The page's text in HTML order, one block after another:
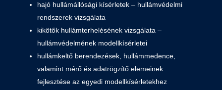
hajó hullámállósági kísérletek – hullámvédelmi
rendszerek vizsgálata
kikötők hullámterhelésének vizsgálata –
hullámvédelmének modellkísérletei
hullámkeltő berendezések, hullámmedence,
valamint mérő és adatrögzítő elemeinek
fejlesztése az egyedi modellkísérletekhez